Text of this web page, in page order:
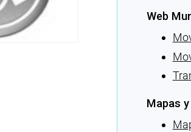
Web
Mapas